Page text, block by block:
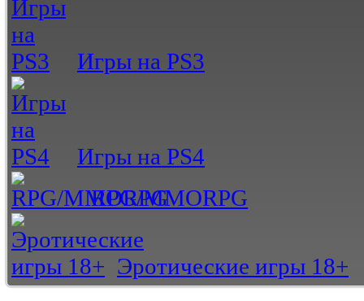
Игры на PS3
Игры на PS4
RPG/MMORPG
Эротические игры 18+